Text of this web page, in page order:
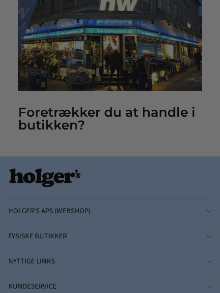
Foretrækker du at handle i
butikken?
HOLGER'S APS (WEBSHOP)
FYSISKE BUTIKKER
NYTTIGE LINKS
KUNDESERVICE